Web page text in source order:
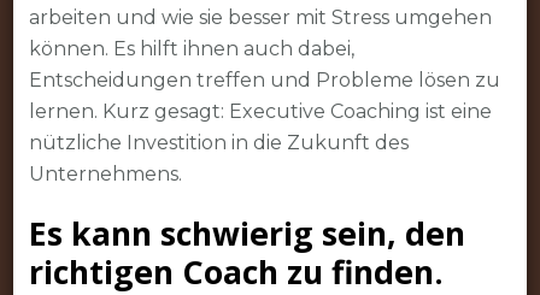
arbeiten und wie sie besser mit Stress umgehen
können. Es hilft ihnen auch dabei,
Entscheidungen treffen und Probleme lösen zu
lernen. Kurz gesagt: Executive Coaching ist eine
nützliche Investition in die Zukunft des
Unternehmens.
Es kann schwierig sein, den
richtigen Coach zu finden.